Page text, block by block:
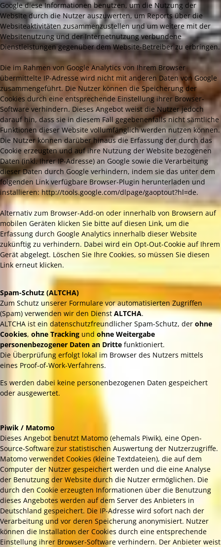
Google diese Informationen benutzen, um die Nutzung der
Website durch die Nutzer auszuwerten, um Reports über die
Websiteaktivitäten zusammenzustellen und um weitere mit der
Websitenutzung und der Internetnutzung verbundene
Dienstleistungen gegenüber dem Website-Betreiber zu erbringen.
Die im Rahmen von Google Analytics von Ihrem Browser
übermittelte IP-Adresse wird nicht mit anderen Daten von Google
zusammengeführt. Die Nutzer können die Speicherung der
Cookies durch eine entsprechende Einstellung ihrer Browser-
Software verhindern. Dieses Angebot weist die Nutzer jedoch
darauf hin, dass sie in diesem Fall gegebenenfalls nicht sämtliche
Funktionen dieser Website vollumfänglich werden nutzen können.
Die Nutzer können darüber hinaus die Erfassung der durch das
Cookie erzeugten und auf ihre Nutzung der Website bezogenen
Daten (inkl. Ihrer IP-Adresse) an Google sowie die Verarbeitung
dieser Daten durch Google verhindern, indem sie das unter dem
folgenden Link verfügbare Browser-Plugin herunterladen und
installieren: http://tools.google.com/dlpage/gaoptout?hl=de.
Alternativ zum Browser-Add-on oder innerhalb von Browsern auf
mobilen Geräten klicken Sie bitte auf diesen Link, um die
Erfassung durch Google Analytics innerhalb dieser Website
zukünftig zu verhindern. Dabei wird ein Opt-Out-Cookie auf Ihrem
Gerät abgelegt. Löschen Sie Ihre Cookies, so müssen Sie diesen
Link erneut klicken.
Spam-Schutz (ALTCHA)
Zum Schutz unserer Formulare vor automatisierten Zugriffen
(Spam) verwenden wir den Dienst ALTCHA.
ALTCHA ist ein datenschutzfreundlicher Spam-Schutz, der ohne
Cookies, ohne Tracking und ohne Weitergabe
personenbezogener Daten an Dritte funktioniert.
Die Überprüfung erfolgt lokal im Browser des Nutzers mittels
eines Proof-of-Work-Verfahrens.
Es werden dabei keine personenbezogenen Daten gespeichert
oder ausgewertet.
Piwik / Matomo
Dieses Angebot benutzt Matomo (ehemals Piwik), eine Open-
Source-Software zur statistischen Auswertung der Nutzerzugriffe.
Matomo verwendet Cookies (kleine Textdateien), die auf dem
Computer der Nutzer gespeichert werden und die eine Analyse
der Benutzung der Website durch die Nutzer ermöglichen. Die
durch den Cookie erzeugten Informationen über die Benutzung
dieses Angebotes werden auf dem Server des Anbieters in
Deutschland gespeichert. Die IP-Adresse wird sofort nach der
Verarbeitung und vor deren Speicherung anonymisiert. Nutzer
können die Installation der Cookies durch eine entsprechende
Einstellung ihrer Browser-Software verhindern. Der Anbieter weist